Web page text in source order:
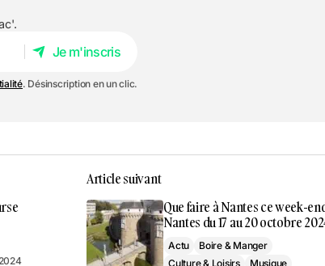
Je m'inscris
. Désinscription en un clic.
Article suivant
Que faire à Nantes ce week-
Nantes du 17 au 20 octobre
Actu
Boire & Manger
Culture & Loisirs
Musique